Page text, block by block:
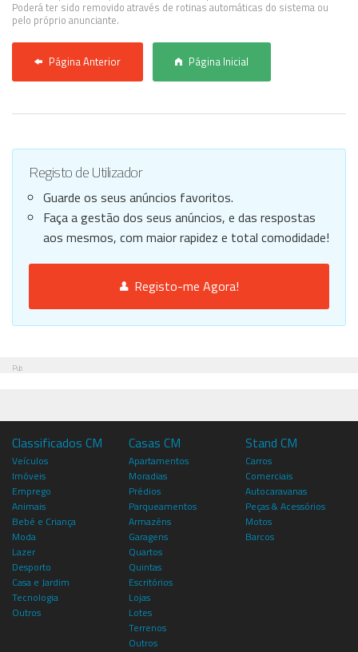
Poderá ter sido removido através de rotinas automáticas do sistema ou
pelo próprio anunciante.
Página Anterior Página Inicial
Registo de Utilizador
Guarde os seus anúncios favoritos.
Faça a gestão dos seus anúncios, e das respostas
aos mesmos, com maior rapidez e total comodidade!
Registo-me Agora!
Pub
Classificados CM
Veículos
Imóveis
Emprego
Animais
Bebé e Criança
Moda
Lazer
Desporto
Casa e Jardim
Tecnologia
Outros
Casas CM
Apartamentos
Moradias
Prédios
Parqueamentos
Armazéns
Garagens
Quartos
Quintas
Escritórios
Lojas
Lotes
Terrenos
Outros
Stand CM
Carros
Comerciais
Autocaravanas
Peças & Acessórios
Motos
Barcos